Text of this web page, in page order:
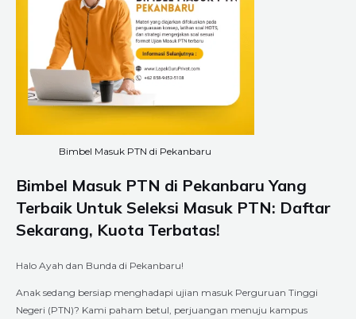
Bimbel Masuk PTN di Pekanbaru
Bimbel Masuk PTN di Pekanbaru Yang
Terbaik Untuk Seleksi Masuk PTN: Daftar
Sekarang, Kuota Terbatas!
Halo Ayah dan Bunda di Pekanbaru!
Anak sedang bersiap menghadapi ujian masuk Perguruan Tinggi
Negeri (PTN)? Kami paham betul, perjuangan menuju kampus